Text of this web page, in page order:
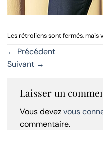
Les rétroliens sont fermés, mais
← Précédent
Suivant →
Laisser un
Vous devezvous
commentaire.